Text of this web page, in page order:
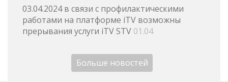
03.04.2024 в связи с профилактическими
работами на платформе iTV возможны
прерывания услуги iTV STV 01.04
Больше новостей